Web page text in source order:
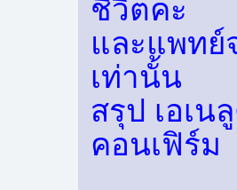
ชีวิตคะ
และแพทย์
เท่านั้น
สรุป เอเ
คอนเฟิร์ม